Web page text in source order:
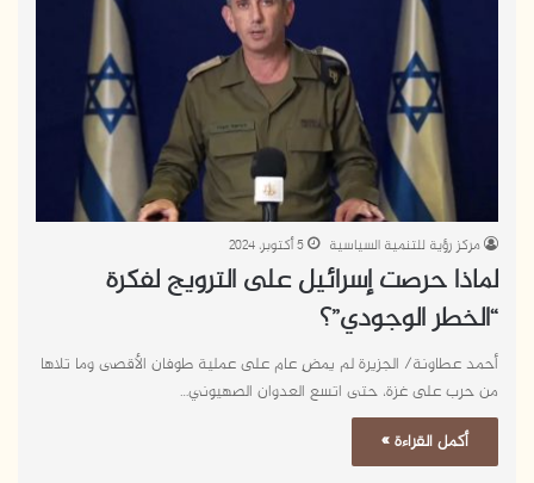
مركز رؤية للتنمية السياسية 5 أكتوبر، 2024
لماذا حرصت إسرائيل على الترويج لفكرة
“الخطر الوجودي”؟
أحمد عطاونة/ الجزيرة لم يمضِ عام على عملية طوفان الأقصى وما تلاها
من حرب على غزة، حتى اتسع العدوان الصهيوني…
أكمل القراءة »